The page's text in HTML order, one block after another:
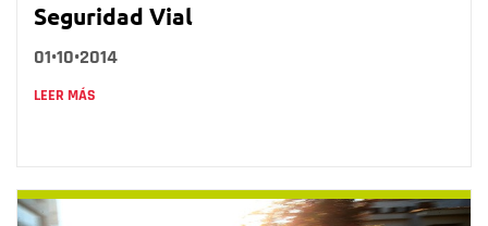
Seguridad Vial
01•10•2014
LEER MÁS